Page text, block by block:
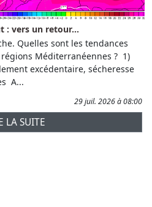
: vers un retour...
Quelles sont les tendances
Méditerranéennes ? 1)
excédentaire, sécheresse
A...
29 juil. 2026 à 08:00
LA SUITE